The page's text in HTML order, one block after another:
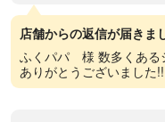
店舗からの返信が届きま
ふくパパ 様 数多くある
ありがとうございました